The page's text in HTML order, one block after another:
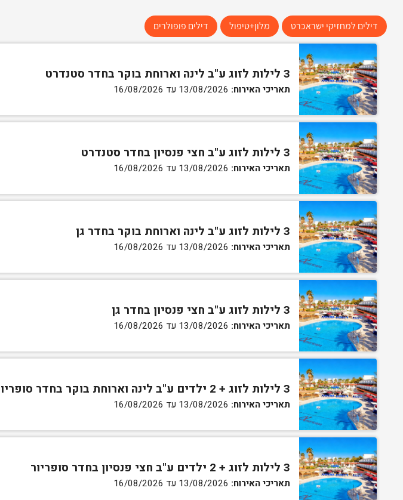
דילים למחזיקי ישראכרט מלון+טיפול דילים פופולרים
3 לילות לזוג ע"ב לינה וארוחת בוקר בחדר סטנדרט
תאריכי האירוח:
3 לילות לזוג ע"ב חצי פנסיון בחדר סטנדרט
תאריכי האירוח:
3 לילות לזוג ע"ב לינה וארוחת בוקר בחדר גן
תאריכי האירוח:
3 לילות לזוג ע"ב חצי פנסיון בחדר גן
תאריכי האירוח:
3 לילות לזוג + 2 ילדים ע"ב לינה וארוחת בוקר בחדר סופריור
תאריכי האירוח:
3 לילות לזוג + 2 ילדים ע"ב חצי פנסיון בחדר סופריור
תאריכי האירוח: